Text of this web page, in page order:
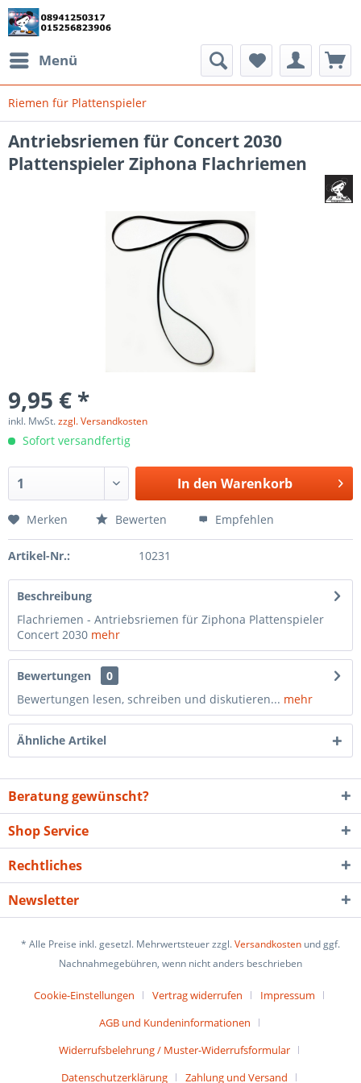
Menü
Riemen für Plattenspieler
Antriebsriemen für Concert 2030
Plattenspieler Ziphona Flachriemen
9,95 € *
inkl. MwSt.zzgl. Versandkosten
Sofort versandfertig
In den Warenkorb
Merken Bewerten Empfehlen
Artikel-Nr.: 10231
Beschreibung
Flachriemen - Antriebsriemen für Ziphona Plattenspieler
Concert 2030 mehr
Bewertungen
0
Bewertungen lesen, schreiben und diskutieren... mehr
Ähnliche Artikel
Beratung gewünscht?
Shop Service
Rechtliches
Newsletter
* Alle Preise inkl. gesetzl. Mehrwertsteuer zzgl.Versandkosten und ggf.
Nachnahmegebühren, wenn nicht anders beschrieben
Cookie-Einstellungen Vertrag widerrufen
Impressum
AGB und Kundeninformationen
Widerrufsbelehrung / Muster-Widerrufsformular
Datenschutzerklärung
Zahlung und Versand